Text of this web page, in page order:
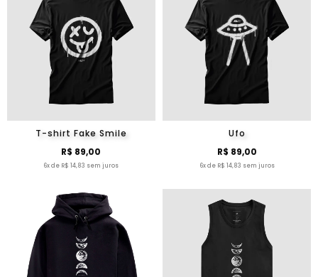
T-shirt Fake Smile
R$ 89,00
6x de R$ 14,83 sem juros
Ufo
R$ 89,00
6x de R$ 14,83 sem juros